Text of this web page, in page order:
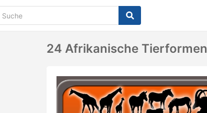
24 Afrikanische Tierformen